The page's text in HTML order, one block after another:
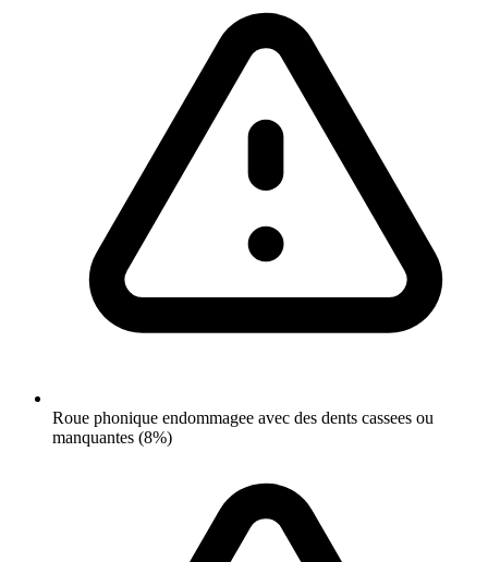
Roue phonique endommagee avec des dents cassees ou
manquantes (8%)